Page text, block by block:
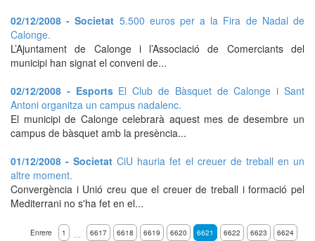
02/12/2008 - Societat 5.500 euros per a la Fira de Nadal de
Calonge.
L’Ajuntament de Calonge i l’Associació de Comerciants del
municipi han signat el conveni de...
02/12/2008 - Esports El Club de Bàsquet de Calonge i Sant
Antoni organitza un campus nadalenc.
El municipi de Calonge celebrarà aquest mes de desembre un
campus de bàsquet amb la presència...
01/12/2008 - SocietatCiU hauria fet el creuer de treball en un
altre moment.
Convergència i Unió creu que el creuer de treball i formació pel
Mediterrani no s'ha fet en el...
Enrere 1 … 6617 6618 6619 6620 6621 6622 6623 6624